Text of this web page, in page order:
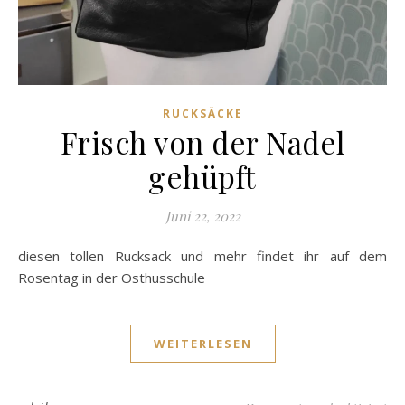
RUCKSÄCKE
Frisch von der Nadel
gehüpft
Juni 22, 2022
diesen tollen Rucksack und mehr findet ihr auf dem
Rosentag in der Osthusschule
WEITERLESEN